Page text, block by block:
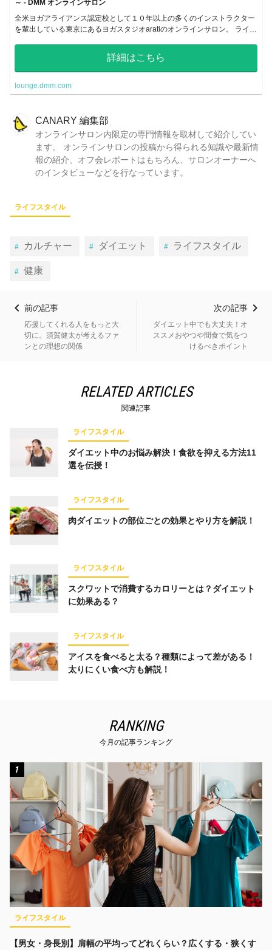
～ - DMM オンラインサロン
全米ヨガアライアンス認定校として１０年以上の多くのインストラクター
を輩出している東京にあるヨガスタジオaratiのオンラインサロン。 ライブ
詳細はこちら
lounge.dmm.com
CANARY 編集部
オンラインサロン内限定の専門情報を取材して紹介してい
ます。 オンラインサロンの投稿から得られる知識や最新情
報の紹介、オフ会レポートはもちろん、サロンオーナーへ
のインタビューなどを行なっています。
ライフスタイル
カルチャー ダイエット ライフスタイル
健康
前の記事
応援してくれる人をもっと大
切に。須賀健太が考えるファ
ンとの理想の関係
次の記事
ダイエット中でも大丈夫！オ
ススメおやつや間食で気をつ
けるべきポイント
RELATED ARTICLES
関連記事
ライフスタイル
ダイエット中のお悩み解決！食欲を抑える方法11
選を伝授！
ライフスタイル
肉ダイエットの部位ごとの効果とやり方を解説！
ライフスタイル
スクワットで消費するカロリーとは？ダイエット
に効果ある？
ライフスタイル
アイスを食べると太る？種類によって差がある！
太りにくい食べ方も解説！
RANKING
今月の記事ランキング
1
ライフスタイル
【男女・身長別】肩幅の平均ってどれくらい？広くする・狭くす